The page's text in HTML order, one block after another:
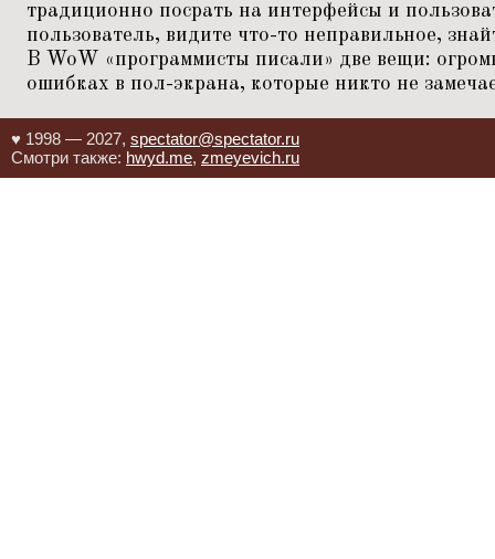
традиционно посрать на интерфейсы и
пользователь, видите что-то неправильное,
В WoW «программисты писали» две вещи:
ошибках в пол-экрана, которые никто не
♥ 1998 — 2027, spectator@spectator.ru
Смотри также: hwyd.me, zmeyevich.ru